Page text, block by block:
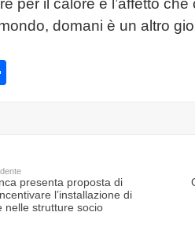
per il calore e l’affetto
domani è un altro
presenta proposta di
l’installazione di
nelle strutture socio